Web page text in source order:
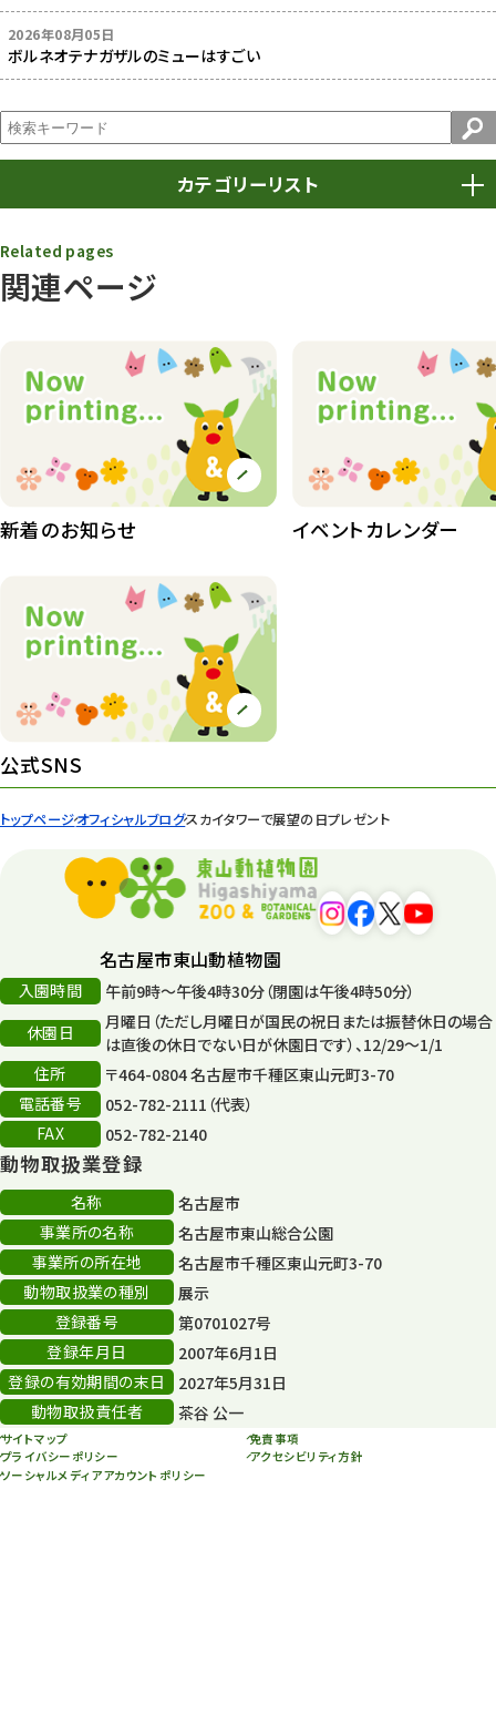
トップページオフィシャルブログスカイタワーで展望の日プレゼント
2026年08月05日
ボルネオテナガザルのミューはすごい
カテゴリーリスト
動物園
動物園その他 117
植物園 510
植物たち 407
植物園長の庭
桜情報
紅葉情報
ズーボ
イベント
平和公園
森のとこやさん
再生
再生フォーラム
80周年
その他
その他イベント
スカイタワー
年末年始のイベント
秋まつり
関連ページ
Related pages
新着のお知らせ イベントカレンダー
公式SNS
名古屋市東山動植物園
入園時間
午前9時～午後4時30分（閉園は午後4時50分）
休園日
月曜日（ただし月曜日が国民の祝日または振替休日の場合
は直後の休日でない日が休園日です）、12/29～1/1
住所
〒464-0804 名古屋市千種区東山元町3-70
電話番号
052-782-2111（代表）
FAX
052-782-2140
動物取扱業登録
名称
名古屋市
事業所の名称
名古屋市東山総合公園
事業所の所在地
名古屋市千種区東山元町3-70
動物取扱業の種別
展示
登録番号
第0701027号
登録年月日
2007年6月1日
登録の有効期間の末日
2027年5月31日
動物取扱責任者
茶谷 公一
サイトマップ
免責事項
プライバシーポリシー
アクセシビリティ方針
ソーシャルメディアアカウントポリシー